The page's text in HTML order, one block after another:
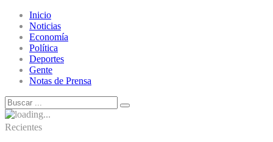
Inicio
Noticias
Economía
Política
Deportes
Gente
Notas de Prensa
Recientes